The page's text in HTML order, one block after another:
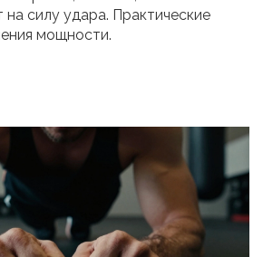
силу удара. Практические
мощности.